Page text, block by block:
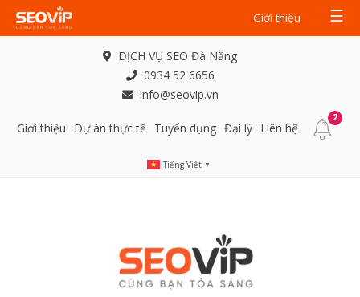
Giới thiệu ☰
DỊCH VỤ SEO Đà Nẵng
0934 52 6656
info@seovip.vn
Giới thiệu Dự án thực tế Tuyển dụng Đại lý Liên hệ
2
Tiếng Việt ▼